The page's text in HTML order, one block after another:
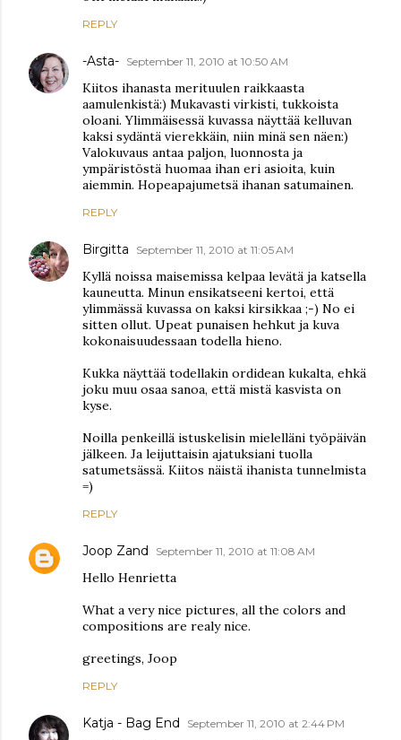
REPLY
-Asta- September 11, 2010 at 10:50 AM
Kiitos ihanasta merituulen raikkaasta
aamulenkistä:) Mukavasti virkisti, tukkoista
oloani. Ylimmäisessä kuvassa näyttää kelluvan
kaksi sydäntä vierekkäin, niin minä sen näen:)
Valokuvaus antaa paljon, luonnosta ja
ympäristöstä huomaa ihan eri asioita, kuin
aiemmin. Hopeapajumetsä ihanan satumainen.
REPLY
Birgitta September 11, 2010 at 11:05 AM
Kyllä noissa maisemissa kelpaa levätä ja katsella
kauneutta. Minun ensikatseeni kertoi, että
ylimmässä kuvassa on kaksi kirsikkaa ;-) No ei
sitten ollut. Upeat punaisen hehkut ja kuva
kokonaisuudessaan todella hieno.
Kukka näyttää todellakin ordidean kukalta, ehkä
joku muu osaa sanoa, että mistä kasvista on
kyse.
Noilla penkeillä istuskelisin mielelläni työpäivän
jälkeen. Ja leijuttaisin ajatuksiani tuolla
satumetsässä. Kiitos näistä ihanista tunnelmista
=)
REPLY
Joop Zand September 11, 2010 at 11:08 AM
Hello Henrietta
What a very nice pictures, all the colors and
compositions are realy nice.
greetings, Joop
REPLY
Katja - Bag End September 11, 2010 at 2:44 PM